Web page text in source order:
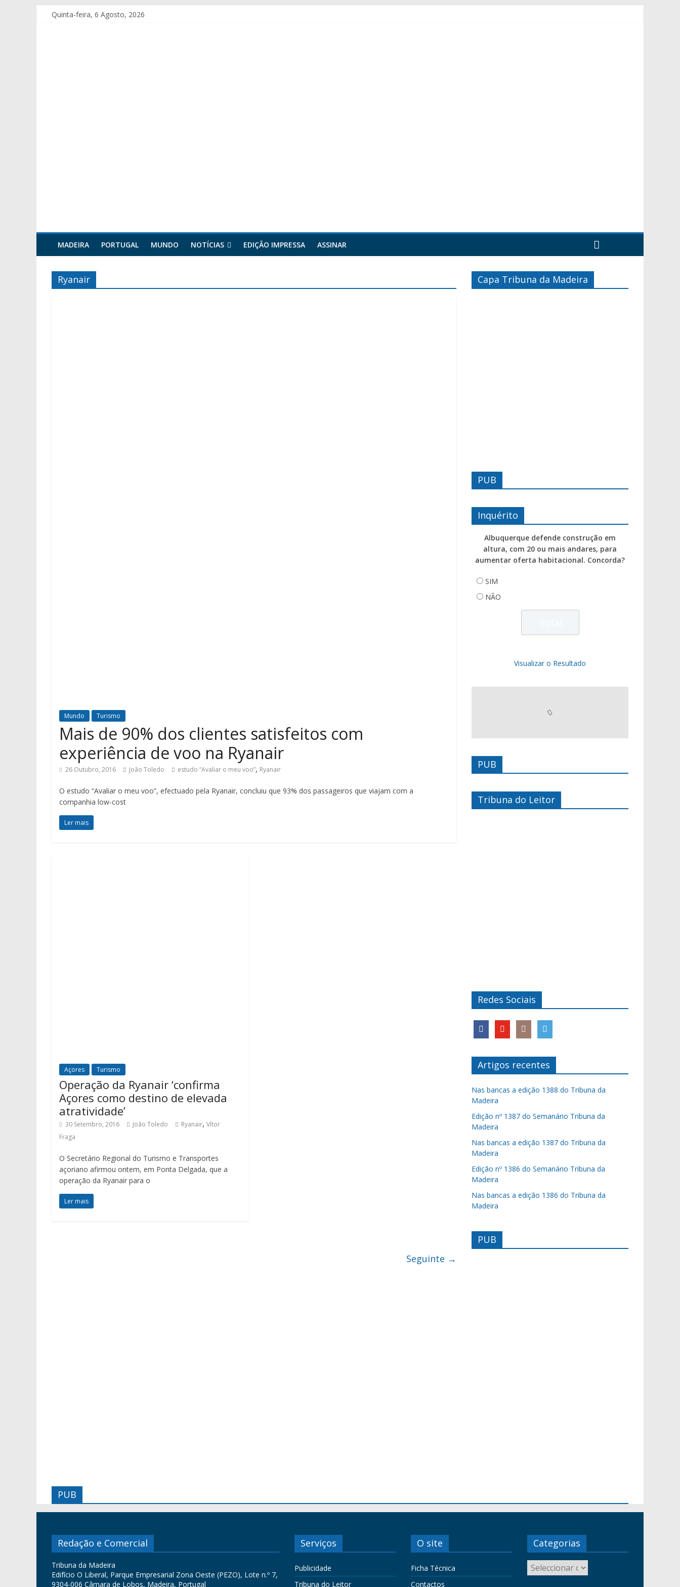
Quinta-feira, 6 Agosto, 2026
MADEIRA PORTUGAL MUNDO NOTÍCIAS EDIÇÃO IMPRESSA ASSINAR
Ryanair
Mundo Turismo
Mais de 90% dos clientes satisfeitos com
experiência de voo na Ryanair
26 Outubro, 2016 João Toledo estudo “Avaliar o meu voo”, Ryanair
O estudo “Avaliar o meu voo”, efectuado pela Ryanair, concluiu que 93% dos passageiros que viajam com a
companhia low-cost
Ler mais
Açores Turismo
Operação da Ryanair ‘confirma
Açores como destino de elevada
atratividade’
30 Setembro, 2016 João Toledo Ryanair, Vítor
Fraga
O Secretário Regional do Turismo e Transportes
açoriano afirmou ontem, em Ponta Delgada, que a
operação da Ryanair para o
Ler mais
Seguinte →
Capa Tribuna da Madeira
PUB
Inquérito
Albuquerque defende construção em
altura, com 20 ou mais andares, para
aumentar oferta habitacional. Concorda?
SIM
NÃO
Visualizar o Resultado
PUB
Tribuna do Leitor
Redes Sociais
Artigos recentes
Nas bancas a edição 1388 do Tribuna da
Madeira
Edição nº 1387 do Semanário Tribuna da
Madeira
Nas bancas a edição 1387 do Tribuna da
Madeira
Edição nº 1386 do Semanário Tribuna da
Madeira
Nas bancas a edição 1386 do Tribuna da
Madeira
PUB
PUB
Redação e Comercial
Tribuna da Madeira
Edifício O Liberal, Parque Empresarial Zona Oeste (PEZO), Lote n.º 7,
9304-006 Câmara de Lobos, Madeira, Portugal
Serviços
Publicidade
Tribuna do Leitor
O site
Ficha Técnica
Contactos
Categorias